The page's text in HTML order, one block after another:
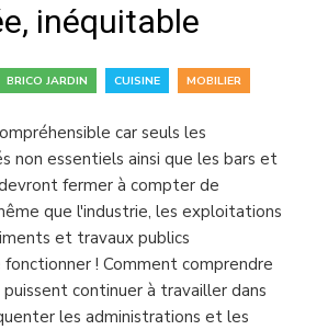
inéquitable
BRICO JARDIN CUISINE MOBILIER
car seuls les
non essentiels ainsi que les bars et
fermer à compter de
que l'industrie, les exploitations
et travaux publics
! Comment comprendre
puissent continuer à travailler dans
les administrations et les